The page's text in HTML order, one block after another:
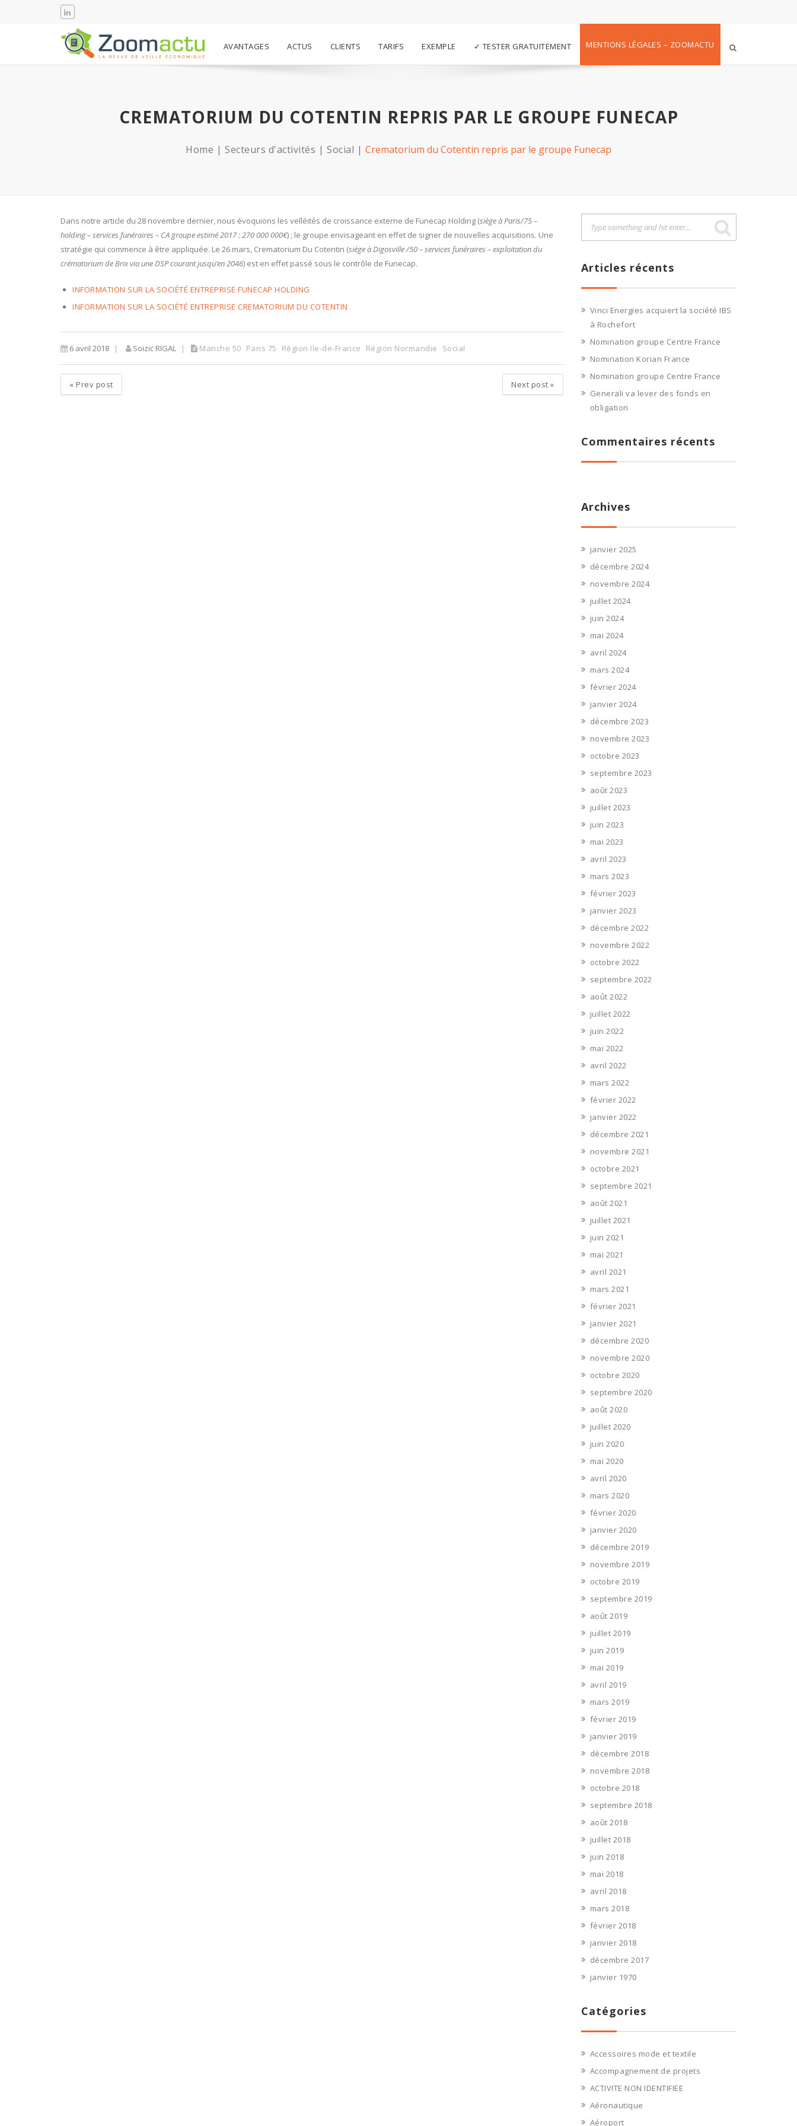
AVANTAGES ACTUS CLIENTS TARIFS EXEMPLE ✓ TESTER GRATUITEMENT MENTIONS LÉGALES – ZOOMACTU
CREMATORIUM DU COTENTIN REPRIS PAR LE GROUPE FUNECAP
Home Secteurs d'activités Social Crematorium du Cotentin repris par le groupe Funecap
Dans notre article du 28 novembre dernier, nous évoquions les velléités de croissance externe de Funecap Holding (siège à Paris/75 –
holding – services funéraires – CA groupe estimé 2017 : 270 000 000€) ; le groupe envisageant en effet de signer de nouvelles acquisitions. Une
stratégie qui commence à être appliquée. Le 26 mars, Crematorium Du Cotentin (siège à Digosville /50 – services funéraires – exploitation du
crématorium de Brix via une DSP courant jusqu’en 2046) est en effet passé sous le contrôle de Funecap.
INFORMATION SUR LA SOCIÉTÉ ENTREPRISE FUNECAP HOLDING
INFORMATION SUR LA SOCIÉTÉ ENTREPRISE CREMATORIUM DU COTENTIN
6 avril 2018 Soizic RIGAL Manche 50 Paris 75 Région Ile-de-France Région Normandie Social
« Prev post Next post »
Articles récents
Vinci Energies acquiert la société IBS
à Rochefort
Nomination groupe Centre France
Nomination Korian France
Nomination groupe Centre France
Generali va lever des fonds en
obligation
Commentaires récents
Archives
janvier 2025
décembre 2024
novembre 2024
juillet 2024
juin 2024
mai 2024
avril 2024
mars 2024
février 2024
janvier 2024
décembre 2023
novembre 2023
octobre 2023
septembre 2023
août 2023
juillet 2023
juin 2023
mai 2023
avril 2023
mars 2023
février 2023
janvier 2023
décembre 2022
novembre 2022
octobre 2022
septembre 2022
août 2022
juillet 2022
juin 2022
mai 2022
avril 2022
mars 2022
février 2022
janvier 2022
décembre 2021
novembre 2021
octobre 2021
septembre 2021
août 2021
juillet 2021
juin 2021
mai 2021
avril 2021
mars 2021
février 2021
janvier 2021
décembre 2020
novembre 2020
octobre 2020
septembre 2020
août 2020
juillet 2020
juin 2020
mai 2020
avril 2020
mars 2020
février 2020
janvier 2020
décembre 2019
novembre 2019
octobre 2019
septembre 2019
août 2019
juillet 2019
juin 2019
mai 2019
avril 2019
mars 2019
février 2019
janvier 2019
décembre 2018
novembre 2018
octobre 2018
septembre 2018
août 2018
juillet 2018
juin 2018
mai 2018
avril 2018
mars 2018
février 2018
janvier 2018
décembre 2017
janvier 1970
Catégories
Accessoires mode et textile
Accompagnement de projets
ACTIVITE NON IDENTIFIEE
Aéronautique
Aéroport